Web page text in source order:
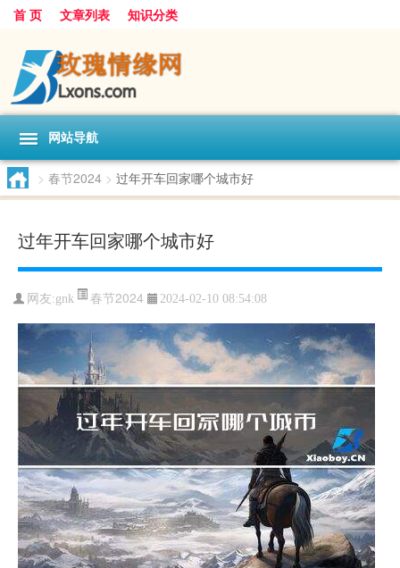
首 页 文章列表 知识分类
网站导航
> 春节2024 > 过年开车回家哪个城市好
过年开车回家哪个城市好
网友:gnk 春节2024 2024-02-10 08:54:08